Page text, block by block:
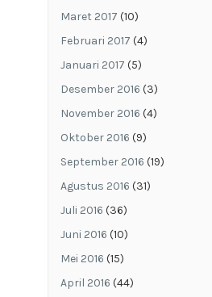
Maret 2017 (10)
Februari 2017 (4)
Januari 2017 (5)
Desember 2016 (3)
November 2016 (4)
Oktober 2016 (9)
September 2016 (19)
Agustus 2016 (31)
Juli 2016 (36)
Juni 2016 (10)
Mei 2016 (15)
April 2016 (44)